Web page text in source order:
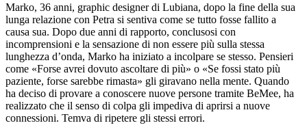
Marko, 36 anni, graphic designer di Lubiana, dopo la fine della sua
lunga relazione con Petra si sentiva come se tutto fosse fallito a
causa sua. Dopo due anni di rapporto, conclusosi con
incomprensioni e la sensazione di non essere più sulla stessa
lunghezza d’onda, Marko ha iniziato a incolpare se stesso. Pensieri
come «Forse avrei dovuto ascoltare di più» o «Se fossi stato più
paziente, forse sarebbe rimasta» gli giravano nella mente. Quando
ha deciso di provare a conoscere nuove persone tramite BeMee, ha
realizzato che il senso di colpa gli impediva di aprirsi a nuove
connessioni. Temva di ripetere gli stessi errori.